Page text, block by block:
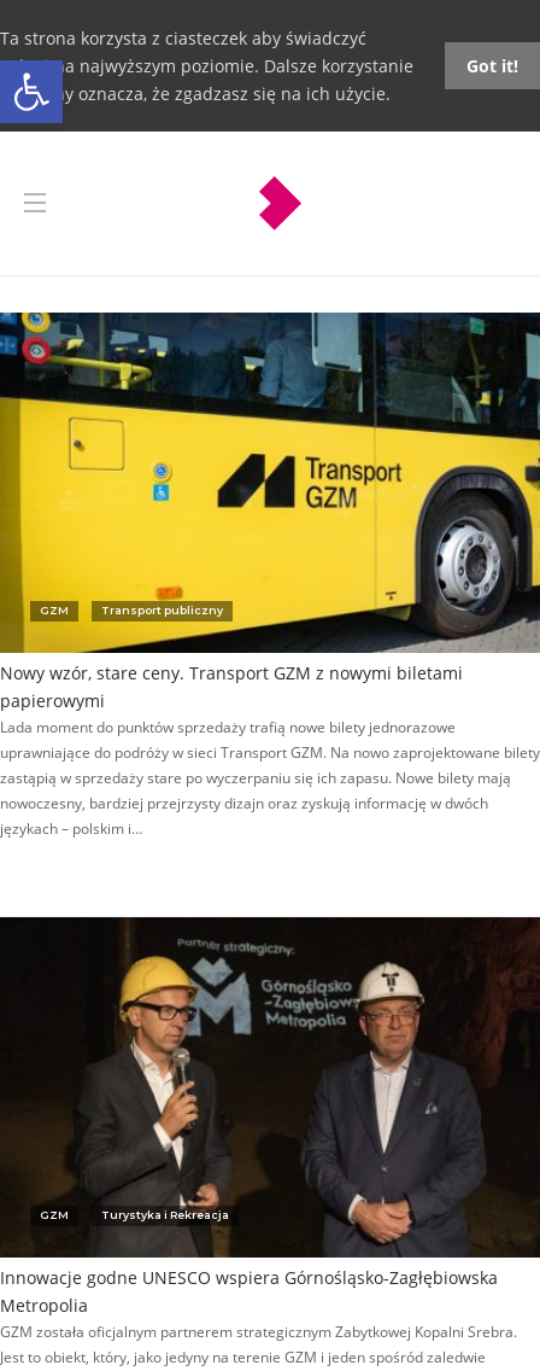
Otwórz pasek narzędzi
Ta strona korzysta z ciasteczek aby świadczyć
usługi na najwyższym poziomie. Dalsze korzystanie
ze strony oznacza, że zgadzasz się na ich użycie.
Got it!
GZM Transport publiczny
Nowy wzór, stare ceny. Transport GZM z nowymi biletami
papierowymi
Lada moment do punktów sprzedaży trafią nowe bilety jednorazowe
uprawniające do podróży w sieci Transport GZM. Na nowo zaprojektowane bilety
zastąpią w sprzedaży stare po wyczerpaniu się ich zapasu. Nowe bilety mają
nowoczesny, bardziej przejrzysty dizajn oraz zyskują informację w dwóch
językach – polskim i…
GZM Turystyka i Rekreacja
Innowacje godne UNESCO wspiera Górnośląsko-Zagłębiowska
Metropolia
GZM została oficjalnym partnerem strategicznym Zabytkowej Kopalni Srebra.
Jest to obiekt, który, jako jedyny na terenie GZM i jeden spośród zaledwie